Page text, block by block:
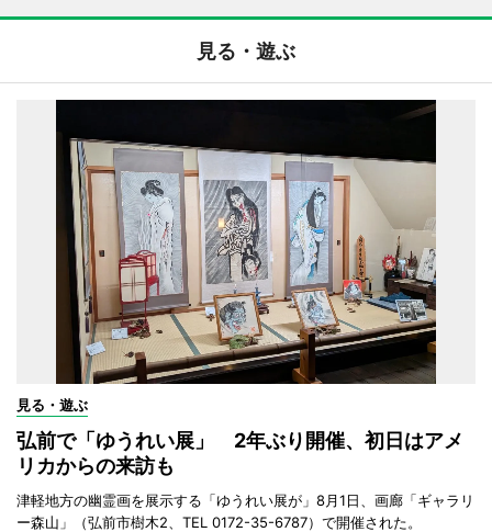
見る・遊ぶ
見る・遊ぶ
弘前で「ゆうれい展」 2年ぶり開催、初日はアメ
リカからの来訪も
津軽地方の幽霊画を展示する「ゆうれい展が」8月1日、画廊「ギャラリ
ー森山」（弘前市樹木2、TEL 0172-35-6787）で開催された。